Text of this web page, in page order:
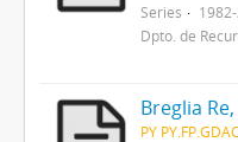
Series
Dpto. de
Breglia
PY